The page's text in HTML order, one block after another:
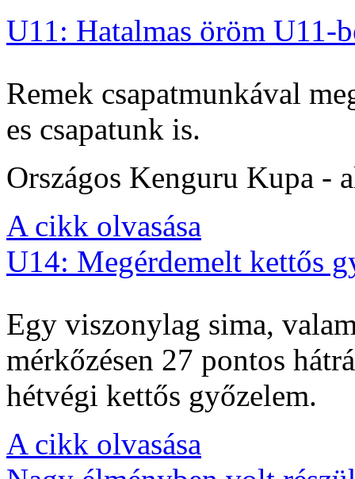
U11: Hatalmas öröm U11-
Remek csapatmunkával
es csapatunk is.
Országos Kenguru Kupa -
A cikk olvasása
U14: Megérdemelt kettős
Egy viszonylag sima,
mérkőzésen 27 pontos
hétvégi kettős győzelem.
A cikk olvasása